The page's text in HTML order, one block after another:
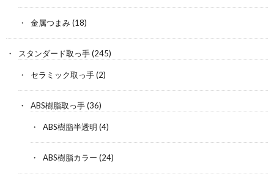
金属つまみ(18)
スタンダード取っ手(245)
セラミック取っ手(2)
ABS樹脂取っ手(36)
ABS樹脂半透明 (4)
ABS樹脂カラー (24)